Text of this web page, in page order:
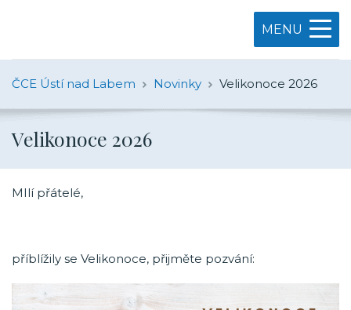
MENU
ČCE Ústí nad Labem Novinky Velikonoce 2026
Velikonoce 2026
MIlí přátelé,
příblížily se Velikonoce, přijměte pozvání: